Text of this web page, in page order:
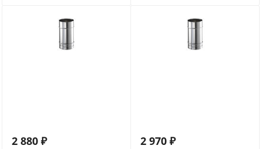
2 880 ₽ 2 970 ₽